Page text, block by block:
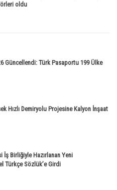
oldu
Güncellendi: Türk Pasaportu 199 Ülke
Hızlı Demiryolu Projesine Kalyon İnşaat
İş Birliğiyle Hazırlanan Yeni
Türkçe Sözlük’e Girdi